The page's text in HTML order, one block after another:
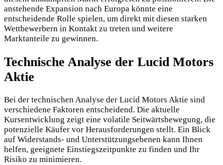
anstehende Expansion nach Europa könnte eine
entscheidende Rolle spielen, um direkt mit diesen starken
Wettbewerbern in Kontakt zu treten und weitere
Marktanteile zu gewinnen.
Technische Analyse der Lucid Motors
Aktie
Bei der technischen Analyse der Lucid Motors Aktie sind
verschiedene Faktoren entscheidend. Die aktuelle
Kursentwicklung zeigt eine volatile Seitwärtsbewegung, die
potenzielle Käufer vor Herausforderungen stellt. Ein Blick
auf Widerstands- und Unterstützungsebenen kann Ihnen
helfen, geeignete Einstiegszeitpunkte zu finden und Ihr
Risiko zu minimieren.